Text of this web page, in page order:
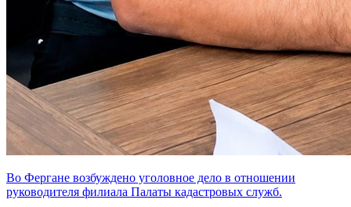
Во Фергане возбуждено уголовное дело в отношении
руководителя филиала Палаты кадастровых служб.